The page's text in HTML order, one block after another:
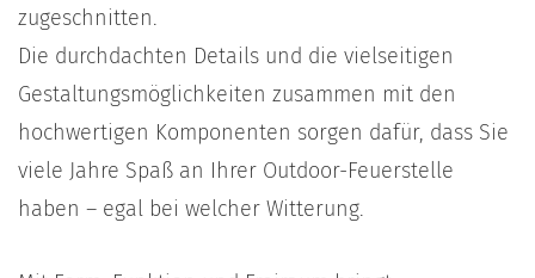
zugeschnitten.
Die durchdachten Details und die vielseitigen
Gestaltungsmöglichkeiten zusammen mit den
hochwertigen Komponenten sorgen dafür, dass Sie
viele Jahre Spaß an Ihrer Outdoor-Feuerstelle
haben – egal bei welcher Witterung.